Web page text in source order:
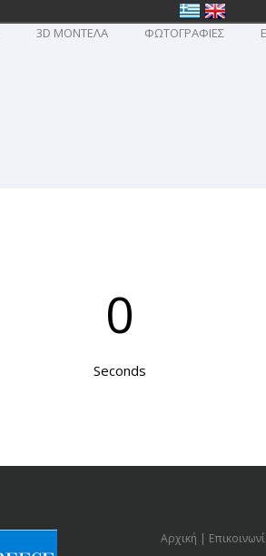
3D ΜΟΝΤΕΛΑ ΦΩΤΟΓΡΑΦΙΕΣ
0
Seconds
Αρχική